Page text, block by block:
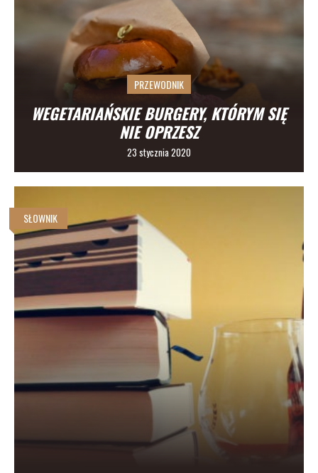
5 piw, które przestały być modne
PRZEWODNIK
WEGETARIAŃSKIE BURGERY, KTÓRYM SIĘ
NIE OPRZESZ
23 stycznia 2020
SŁOWNIK